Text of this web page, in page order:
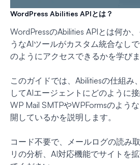
WordPress Abilities APIとは？
WordPressのAbilities APIとは何か
うなAIツールがカスタム統合なし
のようにアクセスできるかを学びま
このガイドでは、Abilitiesの仕組み
してAIエージェントにどのように
WP Mail SMTPやWPFormsのよう
開しているかを説明します。
コード不要で、メールログの読み
リの分析、AI対応機能でサイトを